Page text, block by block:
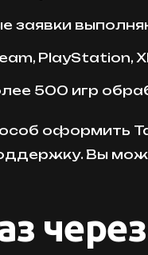
заявки
PlayStation,
500 игр
оформить
Вы